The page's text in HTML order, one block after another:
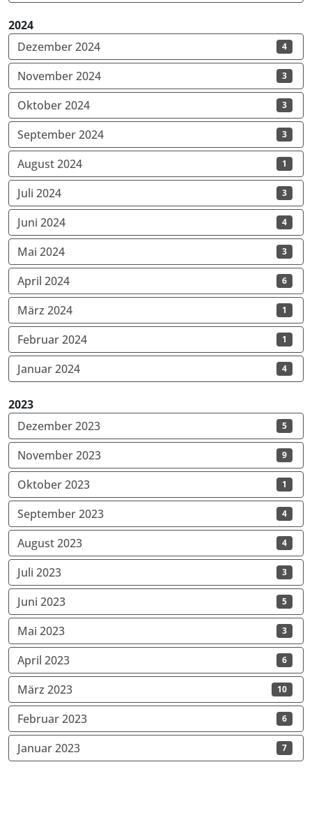
2024
Dezember 2024
4
November 2024 3
Oktober 2024 3
September 2024 3
August 2024 1
Juli 2024 3
Juni 2024 4
Mai 2024 3
April 2024 6
März 2024 1
Februar 2024 1
Januar 2024 4
2023
Dezember 2023
5
November 2023 9
Oktober 2023 1
September 2023 4
August 2023 4
Juli 2023 3
Juni 2023 5
Mai 2023 3
April 2023 6
März 2023 10
Februar 2023 6
Januar 2023 7